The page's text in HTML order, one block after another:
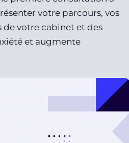
votre parcours, vos
votre cabinet et des
et augmente